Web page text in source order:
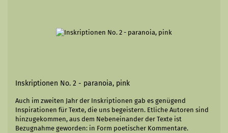
Inskriptionen No. 2 - paranoia, pink
Auch im zweiten Jahr der Inskriptionen gab es genügend
Inspirationen für Texte, die uns begeistern. Etliche Autoren sind
hinzugekommen, aus dem Nebeneinander der Texte ist
Bezugnahme geworden: in Form poetischer Kommentare.